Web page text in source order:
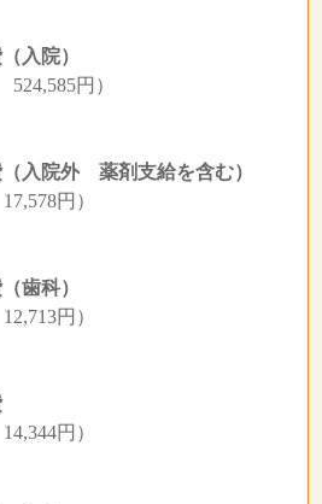
（入院）
円）
（入院外 薬剤支給を含む）
円）
（歯科）
円）
円）